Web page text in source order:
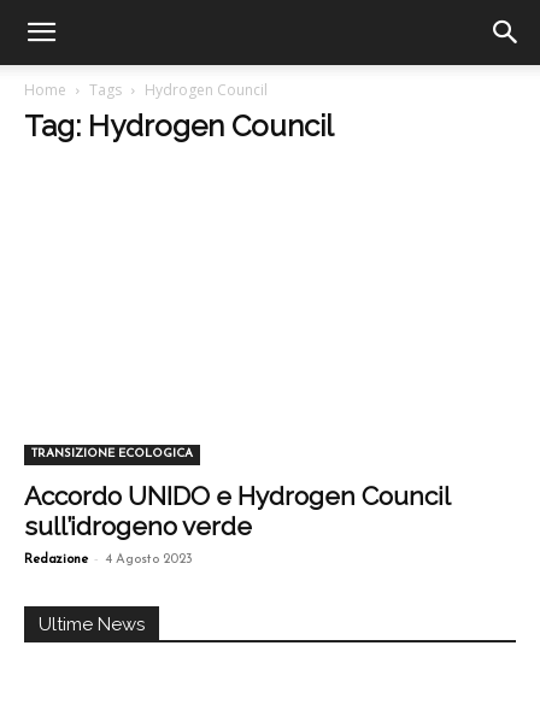
Home Tags Hydrogen Council
Tag: Hydrogen Council
TRANSIZIONE ECOLOGICA
Accordo UNIDO e Hydrogen Council
sull’idrogeno verde
Redazione - 4 Agosto 2023
Ultime News